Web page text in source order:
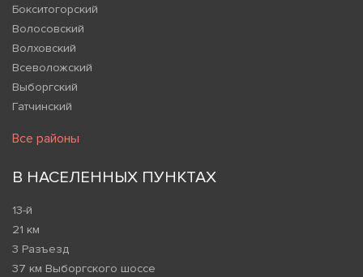
Бокситогорский
Волосовский
Волховский
Всеволожский
Выборгский
Гатчинский
Все районы
В НАСЕЛЕННЫХ ПУНКТАХ
13-й
21 км
3 Разъезд
37 км Выборгского шоссе